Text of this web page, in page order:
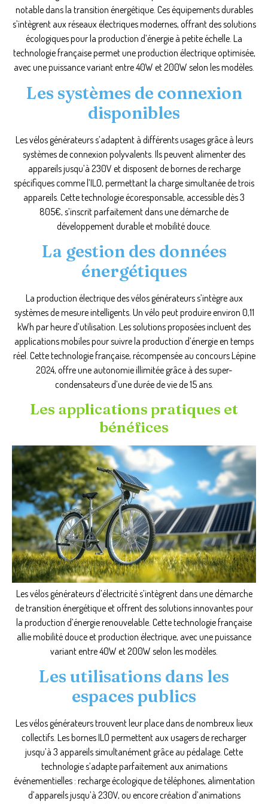
notable dans la transition énergétique. Ces équipements durables
s’intègrent aux réseaux électriques modernes, offrant des solutions
écologiques pour la production d’énergie à petite échelle. La
technologie française permet une production électrique optimisée,
avec une puissance variant entre 40W et 200W selon les modèles.
Les systèmes de connexion
disponibles
Les vélos générateurs s’adaptent à différents usages grâce à leurs
systèmes de connexion polyvalents. Ils peuvent alimenter des
appareils jusqu’à 230V et disposent de bornes de recharge
spécifiques comme l’ILO, permettant la charge simultanée de trois
appareils. Cette technologie écoresponsable, accessible dès 3
805€, s’inscrit parfaitement dans une démarche de
développement durable et mobilité douce.
La gestion des données
énergétiques
La production électrique des vélos générateurs s’intègre aux
systèmes de mesure intelligents. Un vélo peut produire environ 0,11
kWh par heure d’utilisation. Les solutions proposées incluent des
applications mobiles pour suivre la production d’énergie en temps
réel. Cette technologie française, récompensée au concours Lépine
2024, offre une autonomie illimitée grâce à des super-
condensateurs d’une durée de vie de 15 ans.
Les applications pratiques et
bénéfices
Les vélos générateurs d’électricité s’intègrent dans une démarche
de transition énergétique et offrent des solutions innovantes pour
la production d’énergie renouvelable. Cette technologie française
allie mobilité douce et production électrique, avec une puissance
variant entre 40W et 200W selon les modèles.
Les utilisations dans les
espaces publics
Les vélos générateurs trouvent leur place dans de nombreux lieux
collectifs. Les bornes ILO permettent aux usagers de recharger
jusqu’à 3 appareils simultanément grâce au pédalage. Cette
technologie s’adapte parfaitement aux animations
événementielles : recharge écologique de téléphones, alimentation
d’appareils jusqu’à 230V, ou encore création d’animations